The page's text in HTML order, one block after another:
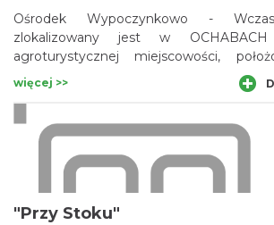
Ośrodek Wypoczynkowo -
zlokalizowany jest w
agroturystycznej miejscowości,
Katowice - Wisła.
więcej >>
"Przy Stoku"